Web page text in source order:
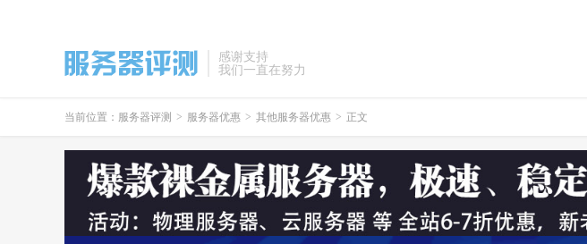
感谢支持
我们一直在努力
当前位置： 服务器评测 > 服务器优惠 > 其他服务器优惠 > 正文